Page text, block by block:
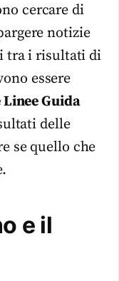
cercare di
notizie
tra i risultati di
essere
Linee Guida
delle
se quello che
e il